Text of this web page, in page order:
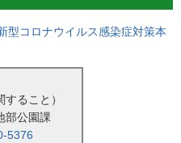
コロナウイルス感染症対策本
すること）
部公園課
5376